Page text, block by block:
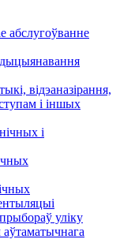
абслугоўванне
відэаназірання,
і іншых
і
уліку
аўтаматычнага